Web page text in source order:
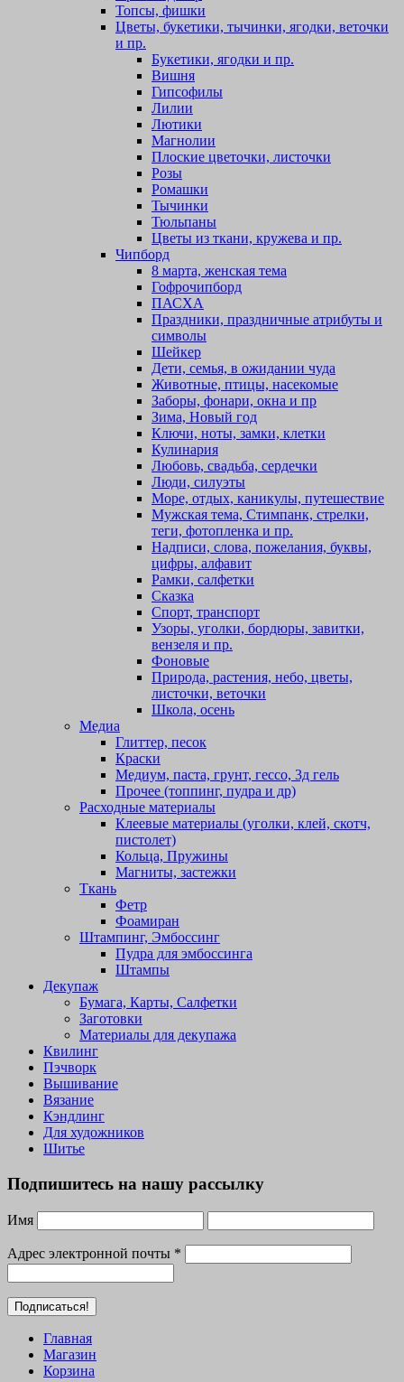
Топсы, фишки
Цветы, букетики, тычинки, ягодки, веточки
и пр.
Букетики, ягодки и пр.
Вишня
Гипсофилы
Лилии
Лютики
Магнолии
Плоские цветочки, листочки
Розы
Ромашки
Тычинки
Тюльпаны
Цветы из ткани, кружева и пр.
Чипборд
8 марта, женская тема
Гофрочипборд
ПАСХА
Праздники, праздничные атрибуты и
символы
Шейкер
Дети, семья, в ожидании чуда
Животные, птицы, насекомые
Заборы, фонари, окна и пр
Зима, Новый год
Ключи, ноты, замки, клетки
Кулинария
Любовь, свадьба, сердечки
Люди, силуэты
Море, отдых, каникулы, путешествие
Мужская тема, Стимпанк, стрелки,
теги, фотопленка и пр.
Надписи, слова, пожелания, буквы,
цифры, алфавит
Рамки, салфетки
Сказка
Спорт, транспорт
Узоры, уголки, бордюры, завитки,
вензеля и пр.
Фоновые
Природа, растения, небо, цветы,
листочки, веточки
Школа, осень
Медиа
Глиттер, песок
Краски
Медиум, паста, грунт, гессо, 3д гель
Прочее (топпинг, пудра и др)
Расходные материалы
Клеевые материалы (уголки, клей, скотч,
пистолет)
Кольца, Пружины
Магниты, застежки
Ткань
Фетр
Фоамиран
Штампинг, Эмбоссинг
Пудра для эмбоссинга
Штампы
Декупаж
Бумага, Карты, Салфетки
Заготовки
Материалы для декупажа
Квилинг
Пэчворк
Вышивание
Вязание
Кэндлинг
Для художников
Шитье
Подпишитесь на нашу рассылку
Имя
Адрес электронной почты *
Главная
Магазин
Корзина